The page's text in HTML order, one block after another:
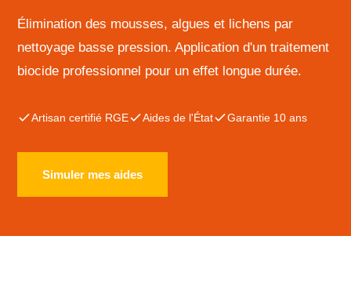
Élimination des mousses, algues et lichens par
nettoyage basse pression. Application d'un traitement
biocide professionnel pour un effet longue durée.
Artisan certifié RGE Aides de l'État Garantie 10 ans
Simuler mes aides